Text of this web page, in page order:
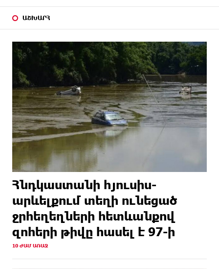
ԱՇԽԱՐՀ
Հնդկաստանի հյուսիս-
արևելքում տեղի ունեցած
ջրհեղեղների հետևանքով
զոհերի թիվը հասել է 97-ի
10 ԺԱՄ ԱՌԱՋ